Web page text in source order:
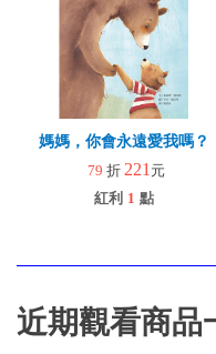
媽媽，你會永遠愛我嗎？
79 折 221 元
紅利 1 點
近期觀看商品